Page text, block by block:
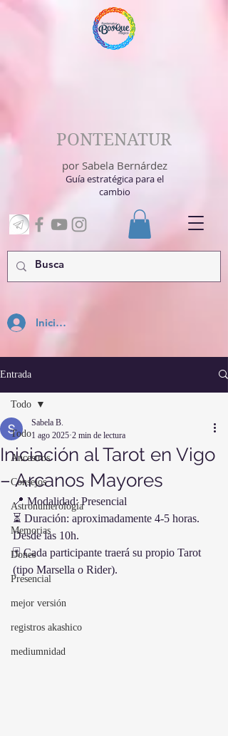
Inicia Sesión
PONTENATUR
por Sabela Bernárdez
Guía estratégica para el
cambio
Entrada
Todo
Ancestros
Consejos
Astronumerología
Memorias
Dones
Presencial
mejor versión
registros akashico
mediumnidad
Todo
Iniciación al Tarot en Vigo
– Arcanos Mayores
Sabela B.
1 ago 2025 2 min de lectura
📍 Modalidad: Presencial
⏳ Duración: aproximadamente 4-5 horas.
Desde las 10h.
🃏 Cada participante traerá su propio Tarot
(tipo Marsella o Rider).